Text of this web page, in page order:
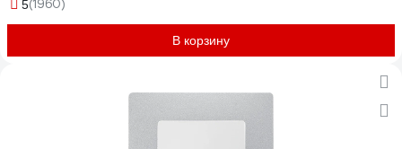
5(1960)
В корзину